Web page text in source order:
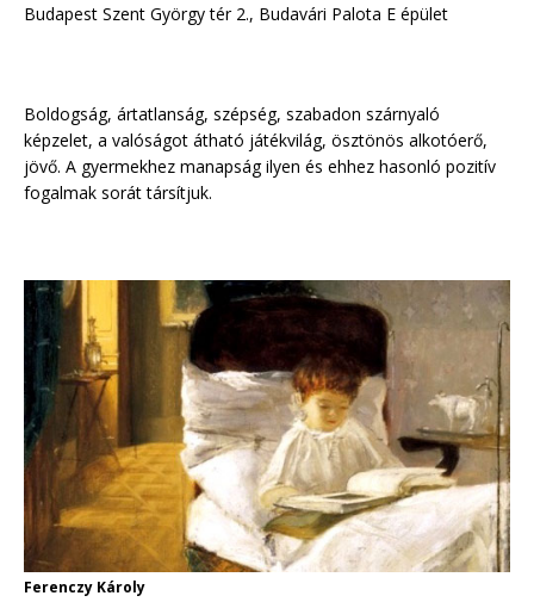
Budapest Szent György tér 2., Budavári Palota E épület
Boldogság, ártatlanság, szépség, szabadon szárnyaló
képzelet, a valóságot átható játékvilág, ösztönös alkotóerő,
jövő. A gyermekhez manapság ilyen és ehhez hasonló pozitív
fogalmak sorát társítjuk.
Ferenczy Károly